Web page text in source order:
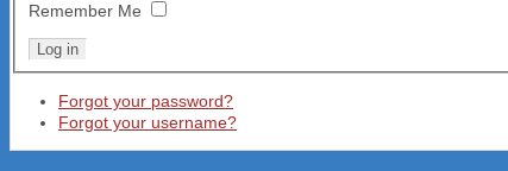
Remember Me
Forgot your password?
Forgot your username?